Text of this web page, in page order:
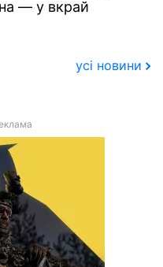
— у вкрай
усі новини